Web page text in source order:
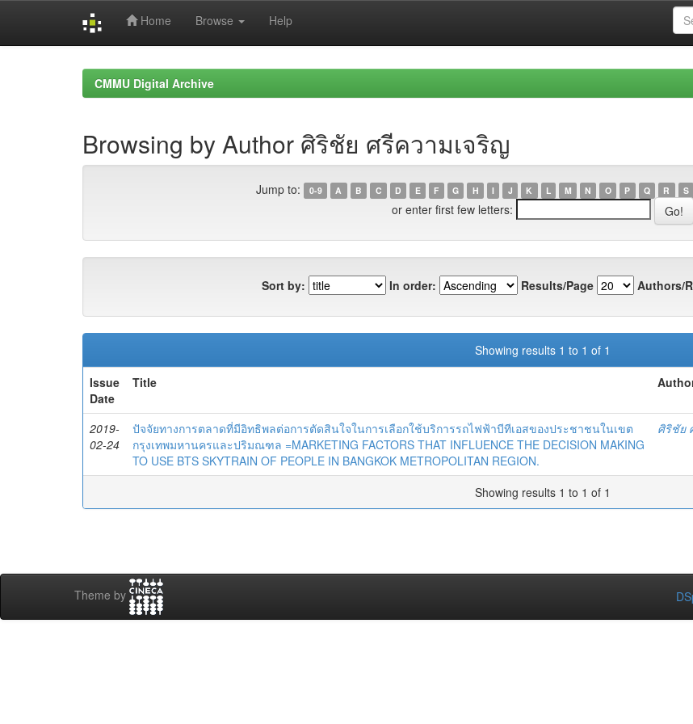
Home Browse Help
CMMU Digital Archive
Browsing by Author ศิริชัย ศรีความเจริญ
Jump to: 0-9 A B C D E F G H I J K L M N O P Q R S
or enter first few letters:
Sort by: In order: Results/Page Authors/
Showing results 1 to 1 of 1
Issue
Date
Title
2019-
02-24
ปัจจัยทางการตลาดที่มีอิทธิพลต่อการตัดสินใจในการเลือกใช้บริการรถไฟฟ้าบีทีเอสของประชาชนในเขต
กรุงเทพมหานครและปริมณฑล =MARKETING FACTORS THAT INFLUENCE THE DECISION MAKING
TO USE BTS SKYTRAIN OF PEOPLE IN BANGKOK METROPOLITAN REGION.
ศิริชัย
Showing results 1 to 1 of 1
Theme by